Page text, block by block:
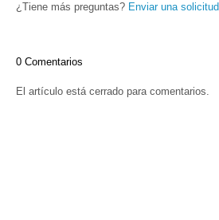
¿Tiene más preguntas? Enviar una solicitud
0 Comentarios
El artículo está cerrado para comentarios.